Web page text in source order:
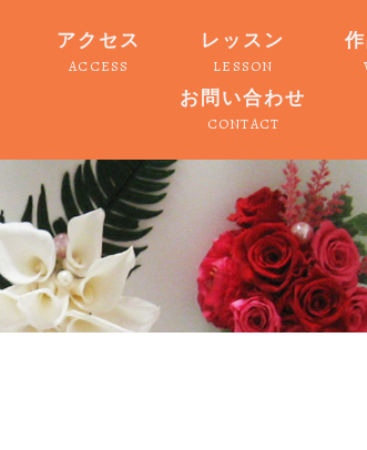
アクセス
ACCESS
レッスン
LESSON
お問い合わせ
CONTACT